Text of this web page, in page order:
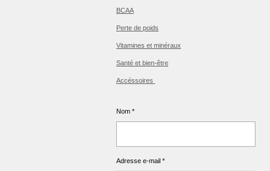
BCAA
Perte de poids
Vitamines et minéraux
Santé et bien-être
Accéssoires
Nom *
Adresse e-mail *